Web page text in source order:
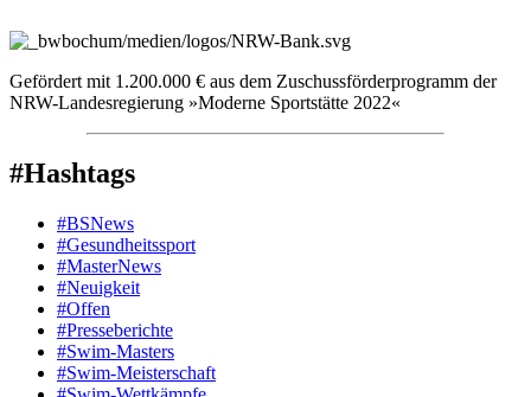
Gefördert mit 1.200.000 € aus dem Zuschussförderprogramm der
NRW-Landesregierung »Moderne Sportstätte 2022«
#Hashtags
#BSNews
#Gesundheitssport
#MasterNews
#Neuigkeit
#Offen
#Presse­berichte
#Swim-Masters
#Swim-Meister­schaft